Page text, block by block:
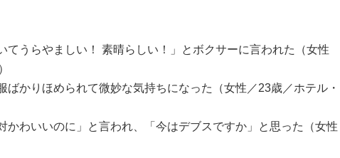
てうらやましい！ 素晴らしい！」とボクサーに言われた（女性
ばかりほめられて微妙な気持ちになった（女性／23歳／ホテル・
かわいいのに」と言われ、「今はデブスですか」と思った（女性